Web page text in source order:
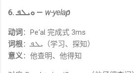
6. ܘܝܠܦ — w-yelap̄
动词 ：Pe‘al 完成式 3ms
词根
：ܝܠܦ（学习、探知）
意义：他查明、他得知